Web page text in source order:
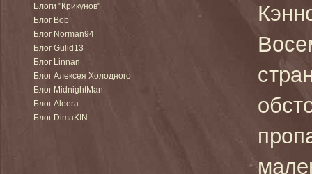
Блоги "Крикунов"
Блог Bob
Блог Norman94
Блог Gulid13
Блог Linnan
Блог Алексея Холодного
Блог MidnightMan
Блог Aleera
Блог DimaKIN